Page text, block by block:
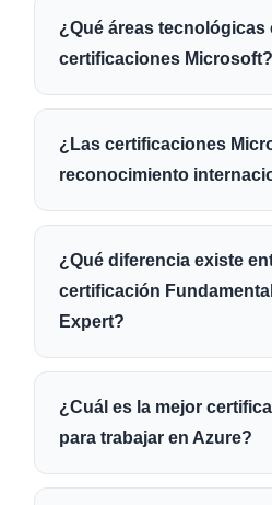
¿Qué áreas tecnológicas
certificaciones Microsoft?
¿Las certificaciones
reconocimiento
¿Qué diferencia existe
certificación
Expert?
¿Cuál es la mejor
para trabajar en Azure?